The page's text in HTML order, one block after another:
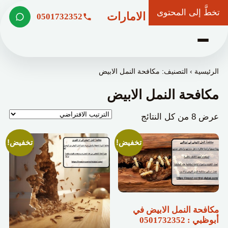
تخطَّ إلى المحتوى
شركة وعد الامارات 0501732352
الرئيسية ›التصنيف: مكافحة النمل الابيض
مكافحة النمل الابيض
عرض ⁦8⁩ من كل النتائج
تخفيض!
مكافحة النمل الابيض في
أبوظبي : 0501732352
تخفيض!